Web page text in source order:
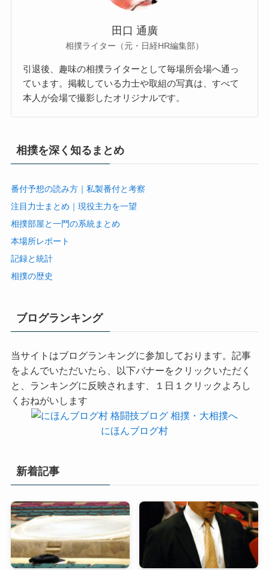
田口 通廣
相撲ライター（元・日経HR編集部）
引退後、趣味の相撲ライターとして毎場所会場へ通っ
ています。掲載している力士や取組の写真は、すべて
本人が会場で撮影したオリジナルです。
相撲を深く知るまとめ
番付予想の読み方｜私製番付と考察
注目力士まとめ｜現役主力を一望
相撲部屋と一門の系統まとめ
本場所レポート
記録と統計
相撲の歴史
ブログランキング
当サイトはブログランキングに参加しております。記事
をよんでいただいたら、以下バナーをクリックいただく
と、ランキングに反映されます、１日１クリックよろし
くおねがいします
にほんブログ村
新着記事